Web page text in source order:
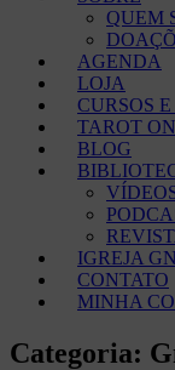
QUEM
AGENDA
LOJA
CURSOS
TAROT
BLOG
IGREJA
CONTATO
MINHA
Categoria: